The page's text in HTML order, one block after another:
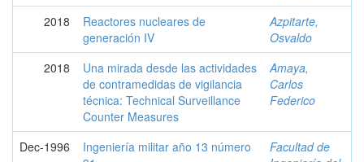
2018
Reactores nucleares de
generación IV
Azpitarte,
Osvaldo
2018
Una mirada desde las actividades
de contramedidas de vigilancia
técnica: Technical Surveillance
Counter Measures
Amaya,
Carlos
Federico
Dec-1996
Ingeniería militar año 13 número
Facultad de